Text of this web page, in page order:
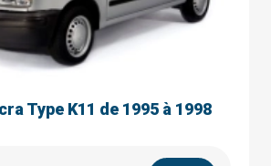
Type K11 de 1995 à 1998